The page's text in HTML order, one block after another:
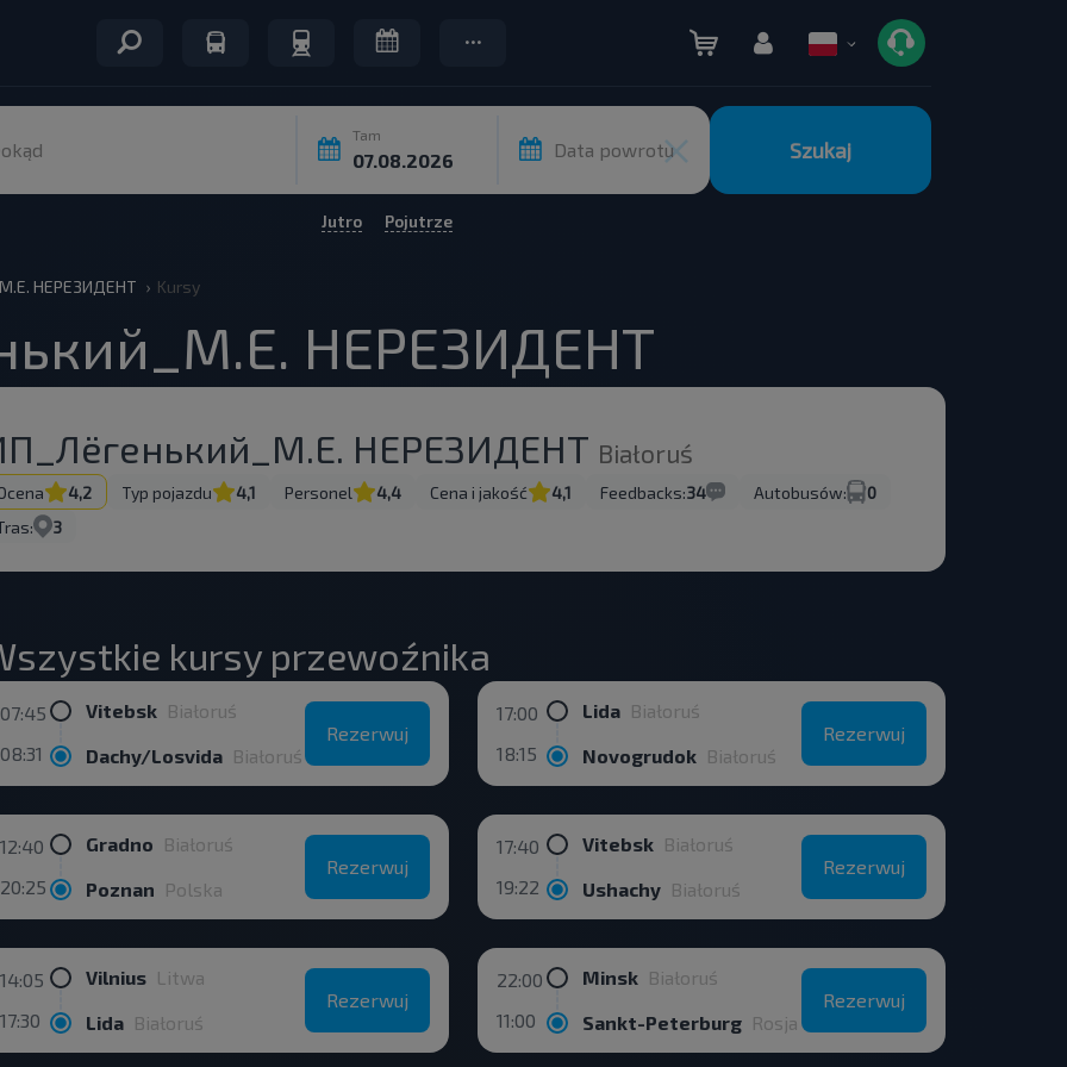
Tam
Data powrotu Szukaj
Jutro Pojutrze
НЕРЕЗИДЕНТ Kursy
НЕРЕЗИДЕНТ
НЕРЕЗИДЕНТ Białoruś
4,2 Typ pojazdu 4,1 Personel 4,4 Cena i jakość 4,1 Feedbacks:34 Autobusów:
0
3
kursy przewoźnika
07:45
08:31
Vitebsk Białoruś
Dachy/Losvida Białoruś
Rezerwuj
17:00
18:15
Lida Białoruś
Novogrudok Białoruś
Rezerwuj
12:40
20:25
Gradno Białoruś
Poznan Polska
Rezerwuj
17:40
19:22
Vitebsk Białoruś
Ushachy Białoruś
Rezerwuj
14:05
17:30
Vilnius Litwa
Lida Białoruś
Rezerwuj
22:00
11:00
Minsk Białoruś
Sankt-Peterburg Rosja
Rezerwuj